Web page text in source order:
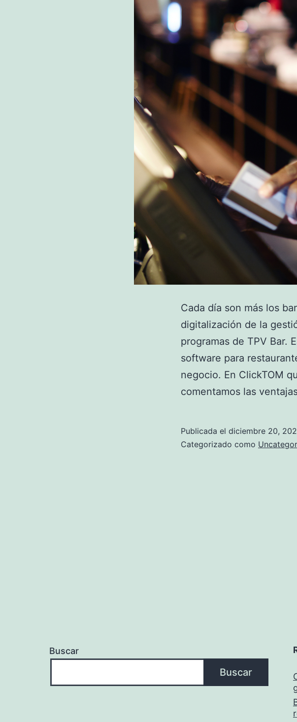
Cada día son más los
digitalización de la
programas de TPV Bar.
software para
negocio. En ClickTOM
comentamos las
Publicada el diciembre 20,
Categorizado como
Buscar
Buscar